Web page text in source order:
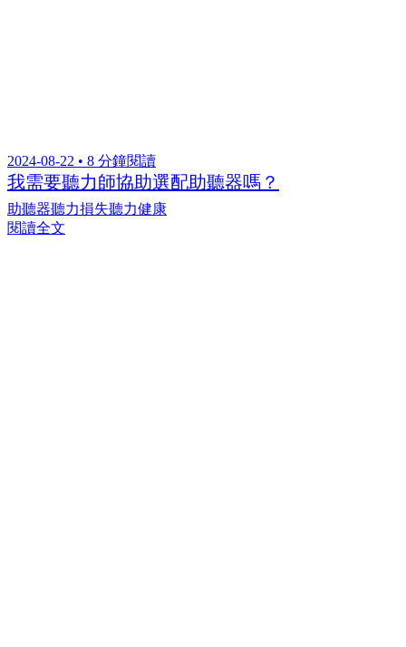
2024-08-22 • 8 分鐘閱讀
我需要聽力師協助選配助聽器嗎？
助聽器聽力損失聽力健康
閱讀全文